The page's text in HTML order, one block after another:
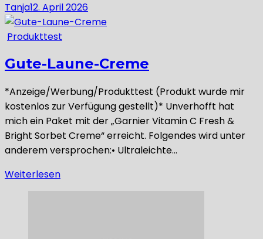
Tanja12. April 2026
Produkttest
Gute-Laune-Creme
*Anzeige/Werbung/Produkttest (Produkt wurde mir
kostenlos zur Verfügung gestellt)* Unverhofft hat
mich ein Paket mit der „Garnier Vitamin C Fresh &
Bright Sorbet Creme“ erreicht. Folgendes wird unter
anderem versprochen:• Ultraleichte…
Weiterlesen